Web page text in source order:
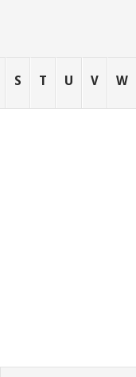
S T U V W